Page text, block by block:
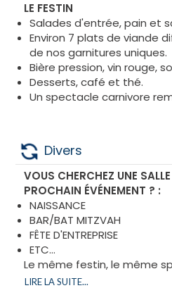
LE FESTIN
Salades d'entrée, pain et
Environ 7 plats de viande
de nos garnitures uniques.
Bière pression, vin rouge,
Desserts, café et thé.
Un spectacle carnivore
Divers
VOUS CHERCHEZ UNE
PROCHAIN ÉVÉNEMENT ? :
NAISSANCE
BAR/BAT MITZVAH
FÊTE D'ENTREPRISE
ETC...
Le même festin, le même
expérience…
LIRE LA SUITE...